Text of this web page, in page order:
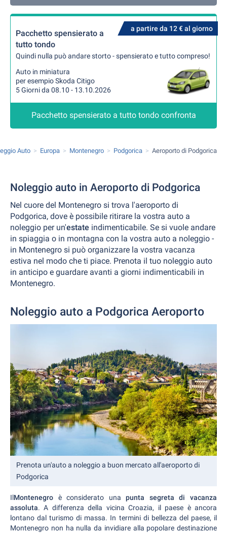
a partire da 12 € al giorno
Pacchetto spensierato a
tutto tondo
Quindi nulla può andare storto - spensierato e tutto compreso!
Auto in miniatura
per esempio Skoda Citigo
5 Giorni da 08.10 - 13.10.2026
Pacchetto spensierato a tutto tondo confronta
Auto Europa Montenegro Podgorica Aeroporto di Podgorica
Noleggio auto in Aeroporto di Podgorica
Nel cuore del Montenegro si trova l'aeroporto di
Podgorica, dove è possibile ritirare la vostra auto a
noleggio per un'estate indimenticabile. Se si vuole andare
in spiaggia o in montagna con la vostra auto a noleggio -
in Montenegro si può organizzare la vostra vacanza
estiva nel modo che ti piace. Prenota il tuo noleggio auto
in anticipo e guardare avanti a giorni indimenticabili in
Montenegro.
Noleggio auto a Podgorica Aeroporto
Prenota un'auto a noleggio a buon mercato all'aeroporto di
Podgorica
IlMontenegro è considerato unapunta segreta di vacanza
assoluta. A differenza della vicina Croazia, il paese è ancora
lontano dal turismo di massa. In termini di bellezza del paese, il
Montenegro non ha nulla da invidiare alla popolare destinazione